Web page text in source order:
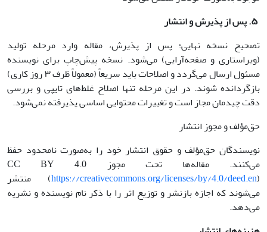
۵.پس از پذیرش و انتشار
تصحیح نسخه نهایی؛ پس از پذیرش، مقاله وارد مرحله تولید
(ویراستاری و صفحه‌آرایی) می‌شود. نسخه پیش‌چاپ برای نویسنده
مسئول ارسال می‌گردد و اصلاحات باید سریعاً (معمولاً ظرف ۳ روز کاری)
بازگردانده شوند. در این مرحله تنها اصلاح غلط‌های تایپی و بررسی
دقت چیدمان مجاز است و تغییرات محتوایی اساسی پذیرفته نمی‌شود.
حق‌مؤلف و مجوز انتشار
نویسندگان حق‌مؤلف و حقوق انتشار خود را به‌صورت نامحدود حفظ
می‌کنند. مقاله‌ها تحت مجوز CC BY 4.0
(https://creativecommons.org/licenses/by/4.0/deed.en
) منتشر
می‌شوند که اجازه بازنشر و توزیع اثر را با ذکر نام نویسنده و نشریه
می‌دهد.